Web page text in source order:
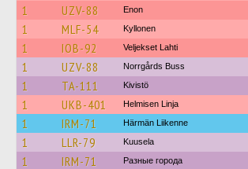
1 UZV-88 Enon
1 MLF-54 Kyllonen
1 IOB-92 Veljekset Lahti
1 UZV-88 Norrgårds Buss
1 TA-111 Kivistö
1 UKB-401 Helmisen Linja
1 IRM-71 Härmän Liikenne
1 LLR-79 Kuusela
1 IRM-71 Разные города